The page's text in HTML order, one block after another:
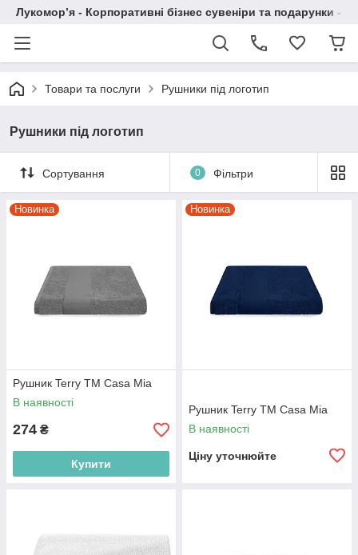
Лукомор’я - Корпоративні бізнес сувеніри та подарунки -
Товари та послуги Рушники під логотип
Рушники під логотип
Сортування 0 Фільтри
Новинка
Рушник Terry TM Casa Mia
В наявності
274 ₴
Купити
Новинка
Рушник Terry TM Casa Mia
В наявності
Ціну уточнюйте